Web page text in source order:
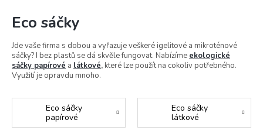
Eco sáčky
Jde vaše firma s dobou a vyřazuje veškeré igelitové a mikroténové
sáčky? I bez plastů se dá skvěle fungovat. Nabízíme ekologické
sáčky papírové a látkové, které lze použít na cokoliv potřebného.
Využití je opravdu mnoho.
Eco sáčky
papírové
Eco sáčky
látkové